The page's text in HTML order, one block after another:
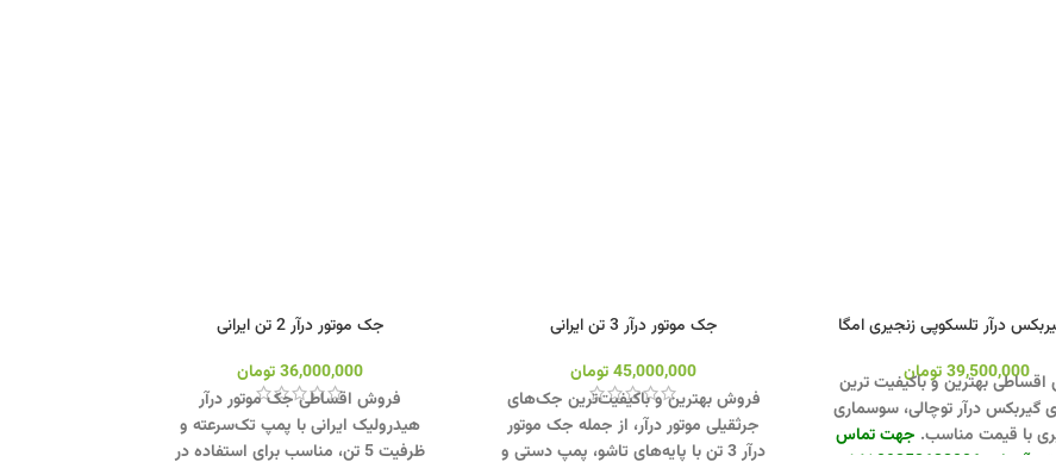
درآر تلسکوپی زنجیری امگا
39,500,000تومان
بهترین و باکیفیت‌ ترین
درآر توچالی، سوسماری
با قیمت مناسب. جهت تماس
جک موتور درآر 3 تن ایرانی
45,000,000تومان
فروش بهترین و باکیفیت‌ترین جک‌های
جرثقیلی موتور درآر، از جمله جک موتور
درآر 3 تن با پایه‌های تاشو، پمپ دستی و
جک موتور درآر 2 تن ایرانی
36,000,000تومان
فروش اقساطی جک موتور درآر
هیدرولیک ایرانی با پمپ تک‌سرعته و
ظرفیت 5 تن، مناسب برای استفاده در